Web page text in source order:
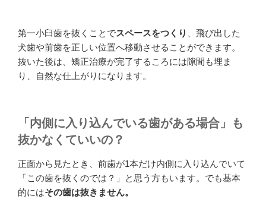
第一小臼歯を抜くことでスペースをつくり
、飛び出した
犬歯や前歯を正しい位置へ移動させることができます。
抜いた後は、矯正治療が完了するころには隙間も埋ま
り、自然な仕上がりになります。
「内側に入り込んでいる歯がある場合」も
抜かなくていいの？
正面から見たとき、前歯が1本だけ内側に入り込んでいて
「この歯を抜くのでは？」と思う方もいます。でも基本
的にはその歯は抜きません。